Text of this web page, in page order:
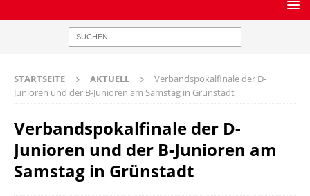
STARTSEITE AKTUELL
Verbandspokalfinale der D-
Junioren und der B-Junioren am Samstag in Grünstadt
Verbandspokalfinale der D-
Junioren und der B-Junioren am
Samstag in Grünstadt